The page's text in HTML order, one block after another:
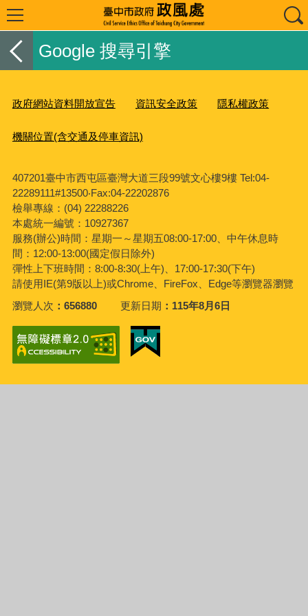
Google 搜尋引擎
政府網站資料開放宣告 資訊安全政策 隱私權政策
機關位置(含交通及停車資訊)
407201臺中市西屯區臺灣大道三段99號文心樓9樓 Tel:04-
22289111#13500‧Fax:04-22202876
檢舉專線：(04) 22288226
本處統一編號：10927367
服務(辦公)時間：星期一～星期五08:00-17:00、中午休息時
間：12:00-13:00(國定假日除外)
彈性上下班時間：8:00-8:30(上午)、17:00-17:30(下午)
請使用IE(第9版以上)或Chrome、FireFox、Edge等瀏覽器瀏覽
瀏覽人次
656880 更新日期 115年8月6日